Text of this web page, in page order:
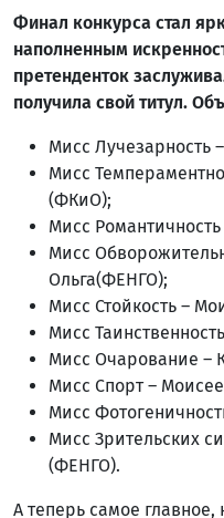
Финал конкурса стал
наполненным
претенденток
получила свой титул.
Мисс Лучезарность
Мисс
(ФКиО);
Мисс
Мисс
Ольга(ФЕНГО);
Мисс Стойкость –
Мисс
Мисс Очарование –
Мисс Спорт –
Мисс
Мисс Зрительских
(ФЕНГО).
А теперь самое